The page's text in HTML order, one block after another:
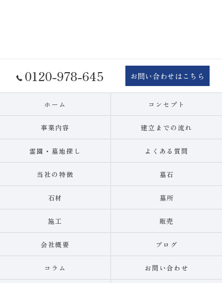
0120-978-645 お問い合わせはこちら
ホーム コンセプト
事業内容 建立までの流れ
霊園・墓地探し よくある質問
当社の特徴 墓石
石材 墓所
施工 販売
会社概要 ブログ
コラム お問い合わせ